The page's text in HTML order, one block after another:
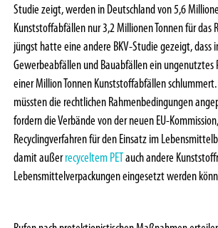
Studie zeigt, werden in Deutschland von 5,6
Kunststoffabfällen nur 3,2 Millionen Tonnen für das
jüngst hatte eine andere BKV-Studie gezeigt, dass
Gewerbeabfällen und Bauabfällen ein
einer Million Tonnen Kunststoffabfällen
müssten die rechtlichen Rahmenbedingungen
fordern die Verbände von der neuen EU-
Recyclingverfahren für den Einsatz im
damit außerrecyceltem PET auch andere
Lebensmittelverpackungen eingesetzt werden